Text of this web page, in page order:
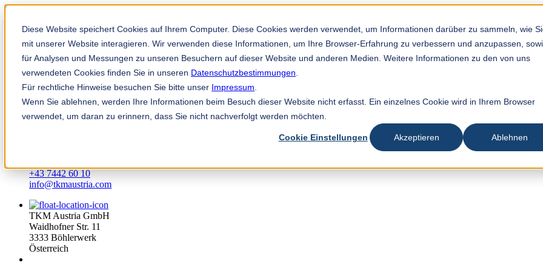
Diese Website speichert Cookies auf Ihrem Computer. Diese Cookies werden verwendet, um Informationen darüber zu sammeln, wie
mit unserer Website interagieren. Wir verwenden diese Informationen, um Ihre Browser-Erfahrung zu verbessern und anzupassen,
für Analysen und Messungen zu unseren Besuchern auf dieser Website und anderen Medien. Weitere Informationen zu den von uns
verwendeten Cookies finden Sie in unseren Datenschutzbestimmungen
Für rechtliche Hinweise besuchen Sie bitte unser Impressum
Wenn Sie ablehnen, werden Ihre Informationen beim Besuch dieser Website nicht erfasst. Ein einzelnes Cookie wird in Ihrem Browser
verwendet, um daran zu erinnern, dass Sie nicht nachverfolgt werden möchten.
Cookie Einstellungen Akzeptieren Ablehnen
Solution Finder
Mitarbeiterportal
de
+43 7442 60 10
info@tkmaustria.com
TKM Austria GmbH
Waidhofner Str. 11
3333 Böhlerwerk
Österreich